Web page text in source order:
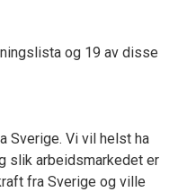
og 19 av disse
Sverige. Vi vil helst ha
slik arbeidsmarkedet er
fra Sverige og ville